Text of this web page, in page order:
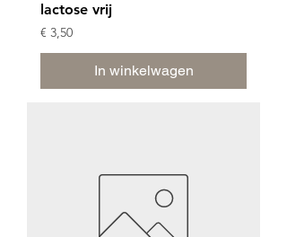
lactose vrij
Prijs
€ 3,50
In winkelwagen